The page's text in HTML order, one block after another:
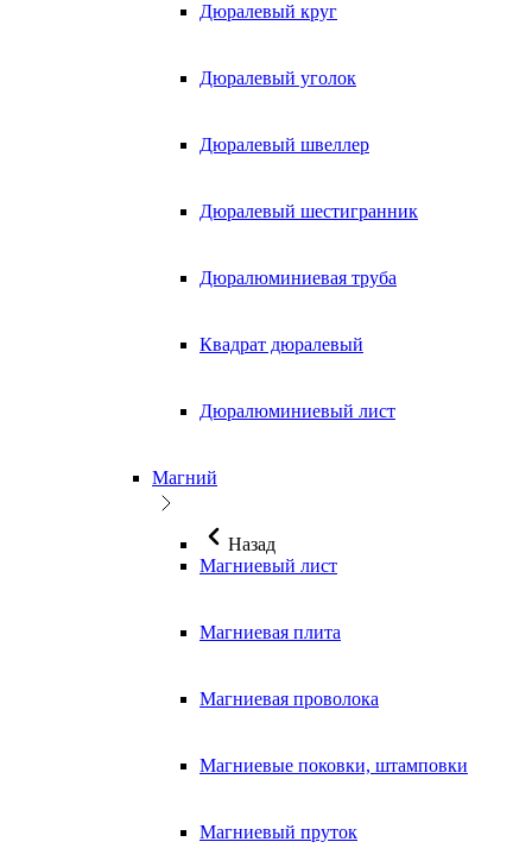
Дюралевый круг
Дюралевый уголок
Дюралевый швеллер
Дюралевый шестигранник
Дюралюминиевая труба
Квадрат дюралевый
Дюралюминиевый лист
Магний
Назад
Магниевый лист
Магниевая плита
Магниевая проволока
Магниевые поковки, штамповки
Магниевый пруток